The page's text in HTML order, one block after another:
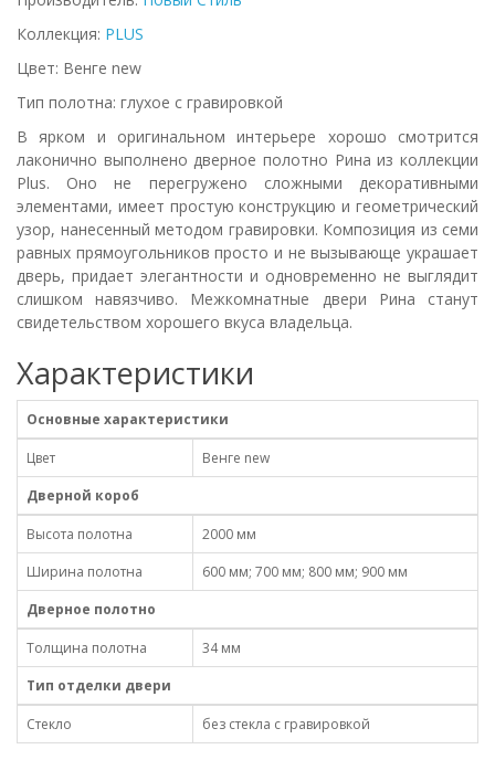
Коллекция: PLUS
Цвет: Венге new
Тип полотна: глухое с гравировкой
В ярком и оригинальном интерьере хорошо смотрится
лаконично выполнено дверное полотно Рина из коллекции
Plus. Оно не перегружено сложными декоративными
элементами, имеет простую конструкцию и геометрический
узор, нанесенный методом гравировки. Композиция из семи
равных прямоугольников просто и не вызывающе украшает
дверь, придает элегантности и одновременно не выглядит
слишком навязчиво. Межкомнатные двери Рина станут
свидетельством хорошего вкуса владельца.
Характеристики
Основные характеристики
Цвет
Венге new
Дверной короб
Высота полотна
2000 мм
Ширина полотна
600 мм; 700 мм; 800 мм; 900 мм
Дверное полотно
Толщина полотна
34 мм
Тип отделки двери
Стекло без стекла с гравировкой